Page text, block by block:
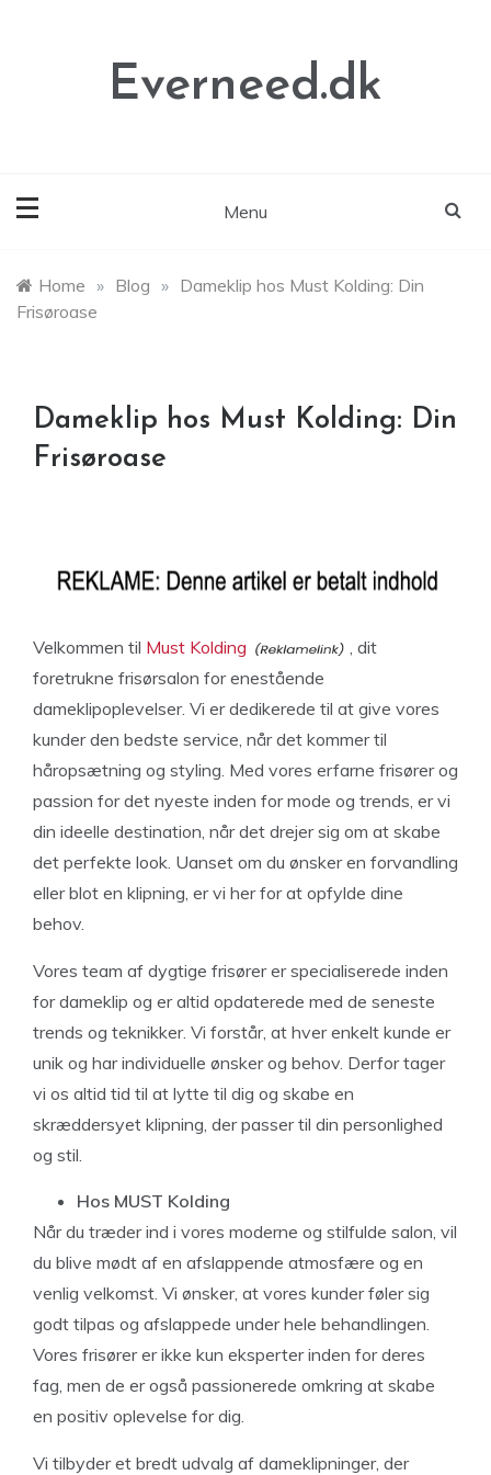
Everneed.dk
Menu
Home » Blog » Dameklip hos Must Kolding: Din
Frisøroase
Dameklip hos Must Kolding: Din
Frisøroase
Velkommen til Must Kolding
, dit
foretrukne frisørsalon for enestående
dameklipoplevelser. Vi er dedikerede til at give vores
kunder den bedste service, når det kommer til
håropsætning og styling. Med vores erfarne frisører og
passion for det nyeste inden for mode og trends, er vi
din ideelle destination, når det drejer sig om at skabe
det perfekte look. Uanset om du ønsker en forvandling
eller blot en klipning, er vi her for at opfylde dine
behov.
Vores team af dygtige frisører er specialiserede inden
for dameklip og er altid opdaterede med de seneste
trends og teknikker. Vi forstår, at hver enkelt kunde er
unik og har individuelle ønsker og behov. Derfor tager
vi os altid tid til at lytte til dig og skabe en
skræddersyet klipning, der passer til din personlighed
og stil.
Hos MUST Kolding
Når du træder ind i vores moderne og stilfulde salon, vil
du blive mødt af en afslappende atmosfære og en
venlig velkomst. Vi ønsker, at vores kunder føler sig
godt tilpas og afslappede under hele behandlingen.
Vores frisører er ikke kun eksperter inden for deres
fag, men de er også passionerede omkring at skabe
en positiv oplevelse for dig.
Vi tilbyder et bredt udvalg af dameklipninger, der